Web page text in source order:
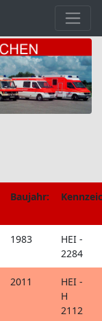
Baujahr:
1983
HEI -
2284
2011
HEI -
H
2112